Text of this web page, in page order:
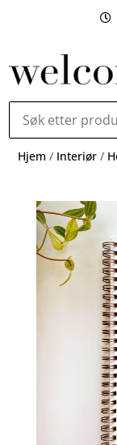

Hjem / Interiør /